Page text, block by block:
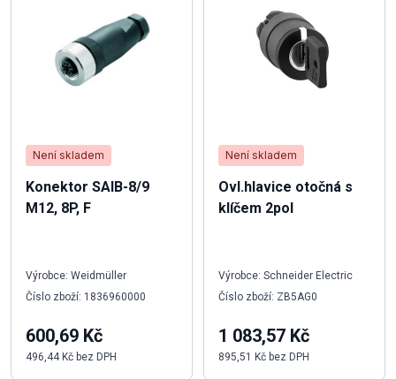
Není skladem
Konektor SAIB-8/9
M12, 8P, F
Výrobce: Weidmüller
Číslo zboží: 1836960000
600,69 Kč
496,44 Kč bez DPH
Není skladem
Ovl.hlavice otočná s
klíčem 2pol
Výrobce: Schneider Electric
Číslo zboží: ZB5AG0
1 083,57 Kč
895,51 Kč bez DPH